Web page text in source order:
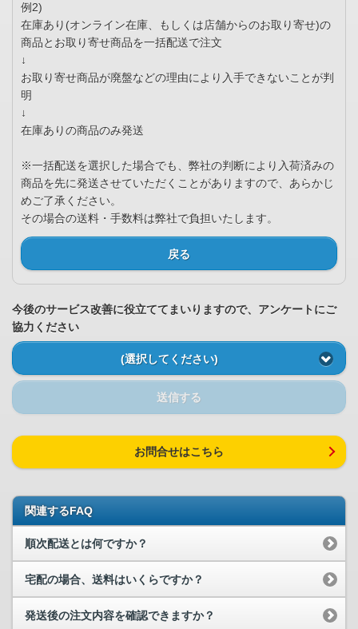
例2)
在庫あり(オンライン在庫、もしくは店舗からのお取り寄せ)の
商品とお取り寄せ商品を一括配送で注文
↓
お取り寄せ商品が廃盤などの理由により入手できないことが判
明
↓
在庫ありの商品のみ発送
※一括配送を選択した場合でも、弊社の判断により入荷済みの
商品を先に発送させていただくことがありますので、あらかじ
めご了承ください。
その場合の送料・手数料は弊社で負担いたします。
戻る
今後のサービス改善に役立ててまいりますので、アンケートにご
協力ください
(選択してください)
送信する
お問合せはこちら
関連するFAQ
順次配送とは何ですか？
宅配の場合、送料はいくらですか？
発送後の注文内容を確認できますか？